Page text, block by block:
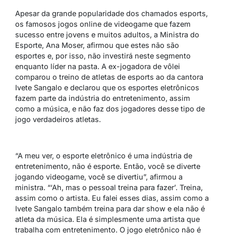
Apesar da grande popularidade dos chamados esports,
os famosos jogos online de videogame que fazem
sucesso entre jovens e muitos adultos, a Ministra do
Esporte, Ana Moser, afirmou que estes não são
esportes e, por isso, não investirá neste segmento
enquanto líder na pasta. A ex-jogadora de vôlei
comparou o treino de atletas de esports ao da cantora
Ivete Sangalo e declarou que os esportes eletrônicos
fazem parte da indústria do entretenimento, assim
como a música, e não faz dos jogadores desse tipo de
jogo verdadeiros atletas.
“A meu ver, o esporte eletrônico é uma indústria de
entretenimento, não é esporte. Então, você se diverte
jogando videogame, você se divertiu”, afirmou a
ministra. “‘Ah, mas o pessoal treina para fazer’. Treina,
assim como o artista. Eu falei esses dias, assim como a
Ivete Sangalo também treina para dar show e ela não é
atleta da música. Ela é simplesmente uma artista que
trabalha com entretenimento. O jogo eletrônico não é